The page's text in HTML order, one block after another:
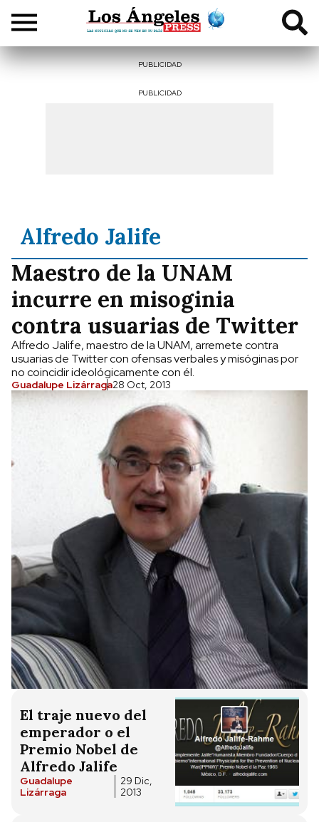
PUBLICIDAD
PUBLICIDAD
Alfredo Jalife
Maestro de la UNAM
incurre en misoginia
contra usuarias de Twitter
Alfredo Jalife, maestro de la UNAM, arremete contra
usuarias de Twitter con ofensas verbales y misóginas por
no coincidir ideológicamente con él.
Guadalupe Lizárraga28 Oct, 2013
El traje nuevo del
emperador o el
Premio Nobel de
Alfredo Jalife
Guadalupe
Lizárraga
29 Dic,
2013